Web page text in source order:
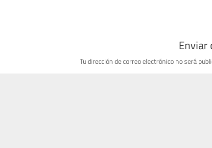
Enviar
Tu dirección de correo electrónico no será